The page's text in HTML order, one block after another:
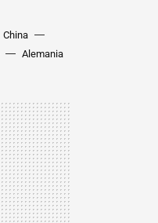
China
Alemania